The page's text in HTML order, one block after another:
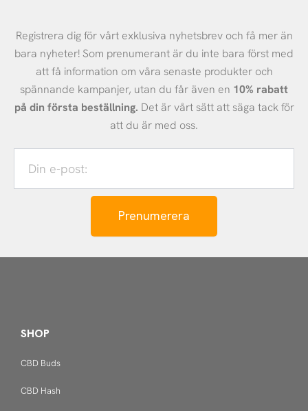
Registrera dig för vårt exklusiva nyhetsbrev och få mer än
bara nyheter! Som prenumerant är du inte bara först med
att få information om våra senaste produkter och
spännande kampanjer, utan du får även en 10% rabatt
på din första beställning. Det är vårt sätt att säga tack för
att du är med oss.
Prenumerera
SHOP
CBD Buds
CBD Hash